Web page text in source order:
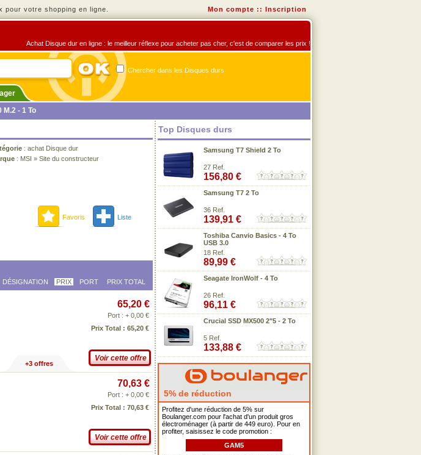
pour votre shopping en ligne. Mon compte :: Inscription
Achat Disque dur en ligne : le meilleur réflexe pour acheter pas cher, c'est de comparer les prix !
Chercher dans les Disques durs
M.2 - 1 To
: achat Disque dur
: MSI » Site du constructeur
Favoris Liste
DÉSIGNATION PRIX PORT PRIX TOTAL
65,20 €
Port : + 0,00 €
Prix Total : 65,20 €
Voir cette offre
+3 offres
70,63 €
Port : + 0,00 €
Prix Total : 70,63 €
Voir cette offre
Top Disques durs
Samsung T7 Shield 2 To
27 Ref.
156,80 €
Samsung T7 2 To
36 Ref.
139,91 €
Toshiba Canvio Basics - 4 To
USB 3.0
18 Ref.
89,99 €
Seagate IronWolf - 4 To
26 Ref.
96,11 €
Crucial SSD MX500 2"5 - 2 To
5 Ref.
133,88 €
5% de réduction
Profitez d'une réduction de 5% sur
Boulanger.com pour l'achat d'un produit gros
électroménager (à partir de 449 euro). Pour en
profiter, saisissez le code promotion :
GAM5